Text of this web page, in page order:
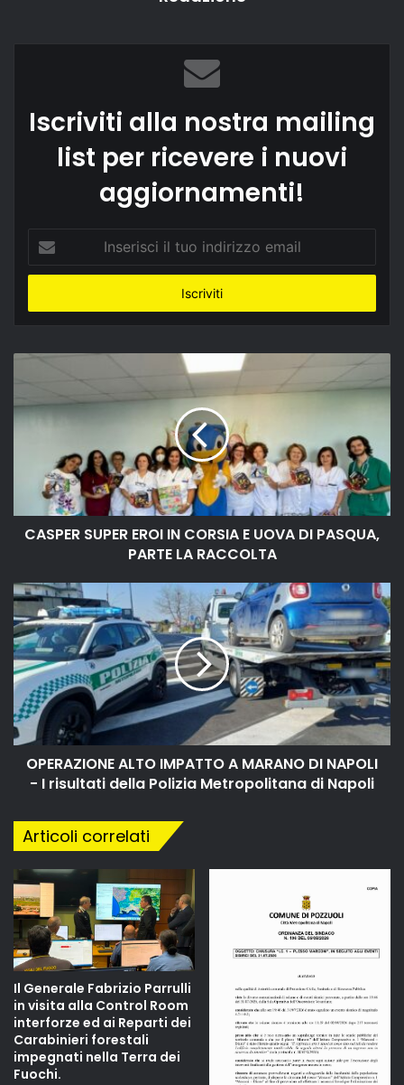
Iscriviti alla nostra mailing
list per ricevere i nuovi
aggiornamenti!
tuo
email
CASPER SUPER EROI IN CORSIA E UOVA DI PASQUA,
PARTE LA RACCOLTA
OPERAZIONE ALTO IMPATTO A MARANO DI NAPOLI
- I risultati della Polizia Metropolitana di Napoli
Articoli correlati
Il Generale Fabrizio Parrulli
in visita alla Control Room
interforze ed ai Reparti dei
Carabinieri forestali
impegnati nella Terra dei
Fuochi.